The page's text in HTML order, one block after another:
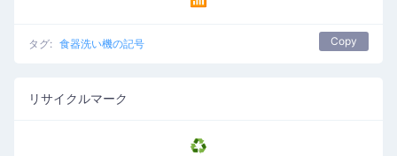
タグ: 食器洗い機の記号 Copy
リサイクルマーク
♻️